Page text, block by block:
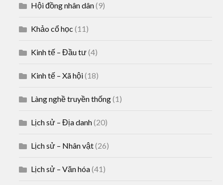
Hội đồng nhân dân(9)
Khảo cổ học (11)
Kinh tế – Đầu tư(4)
Kinh tế – Xã hội(18)
Làng nghề truyền thống(1)
Lịch sử – Địa danh(20)
Lịch sử – Nhân vật(26)
Lịch sử – Văn hóa(41)